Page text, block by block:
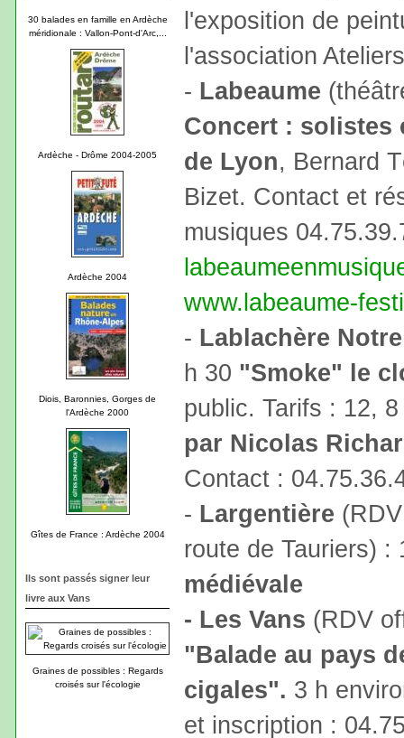
30 balades en famille en Ardèche
méridionale : Vallon-Pont-d'Arc,...
Ardèche - Drôme 2004-2005
Ardèche 2004
Diois, Baronnies, Gorges de
l'Ardèche 2000
Gîtes de France : Ardèche 2004
Ils sont passés signer leur
livre aux Vans
Graines de possibles : Regards
croisés sur l'écologie
l'exposition de
l'association
- Labeaume
Concert : solistes
de Lyon, Bernard
Bizet. Contact et
musiques
www.labeaume-
- Lablachère
h 30 "Smoke" le
public. Tarifs : 12,
par Nicolas
Contact :
- Largentière
route de Tauriers) :
médiévale
- Les Vans (RDV
"Balade au pays
cigales". 3 h
et inscription :